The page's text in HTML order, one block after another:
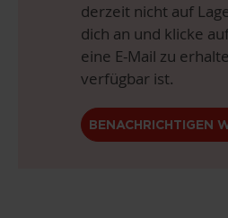
derzeit nicht auf
dich an und klicke
eine E-Mail zu
verfügbar ist.
BENACHRICHTIGEN